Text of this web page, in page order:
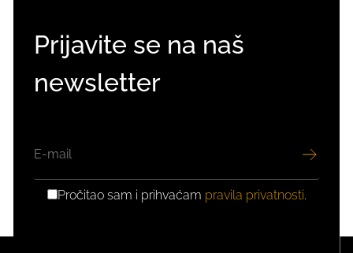
Prijavite se na naš
newsletter
GDPRPročitao sam i prihvaćam pravila privatnosti.